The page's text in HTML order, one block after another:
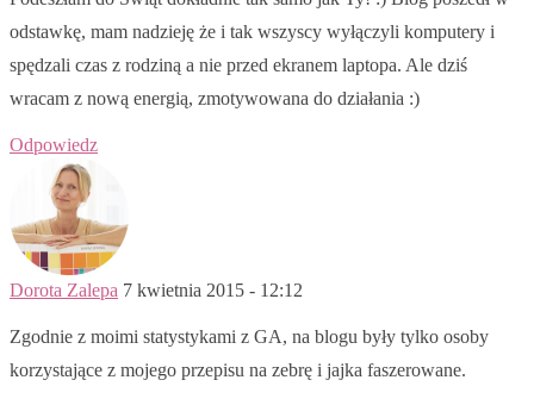
odstawkę, mam nadzieję że i tak wszyscy wyłączyli komputery i
spędzali czas z rodziną a nie przed ekranem laptopa. Ale dziś
wracam z nową energią, zmotywowana do działania :)
Odpowiedz
Dorota Zalepa 7 kwietnia 2015 - 12:12
Zgodnie z moimi statystykami z GA, na blogu były tylko osoby
korzystające z mojego przepisu na zebrę i jajka faszerowane.